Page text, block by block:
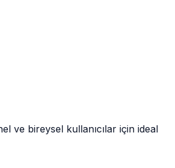
ve bireysel kullanıcılar için ideal